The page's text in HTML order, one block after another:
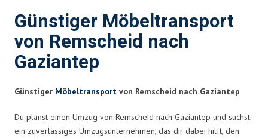
Günstiger Möbeltransport
von Remscheid nach
Gaziantep
Günstiger Möbeltransport von Remscheid nach Gaziantep
Du planst einen Umzug von Remscheid nach Gaziantep und suchst
ein zuverlässiges Umzugsunternehmen, das dir dabei hilft, den